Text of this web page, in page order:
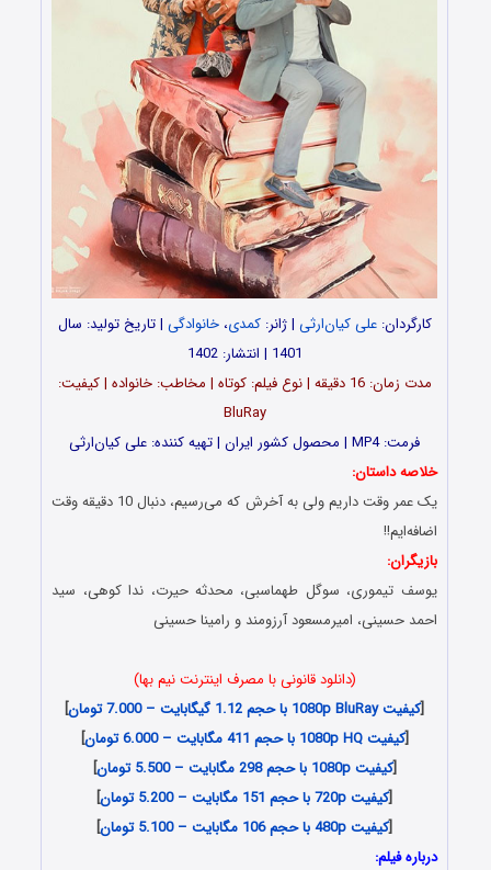
کارگردان:علی کیان‌ارثی | ژانر:کمدی،خانوادگی | تاریخ تولید: سال
1401 | انتشار: 1402
مدت‌‌ زمان: 16 دقیقه | نوع فیلم: کوتاه | مخاطب: خانواده | کیفیت:
BluRay
فرمت: MP4 | محصول کشور ایران | تهیه‎‌ کننده: علی کیان‌ارثی
خلاصه داستان:
یک عمر وقت داریم ولی به آخرش که می‌رسیم، دنبال 10 دقیقه وقت
اضافه‌ایم!!
بازیگران:
یوسف تیموری، سوگل طهماسبی، محدثه حیرت، ندا کوهی، سید
احمد حسینی، امیرمسعود آرزومند و رامینا حسینی
(دانلود قانونی با مصرف اینترنت نیم بها)
[کیفیت 1080p BluRay با حجم 1.12 گیگابایت – 7.000 تومان
]
[کیفیت 1080p HQ با حجم 411 مگابایت – 6.000 تومان
]
[کیفیت 1080p با حجم 298 مگابایت – 5.500 تومان
]
[کیفیت 720p با حجم 151 مگابایت – 5.200 تومان
]
[کیفیت 480p با حجم 106 مگابایت – 5.100 تومان
]
درباره فیلم: